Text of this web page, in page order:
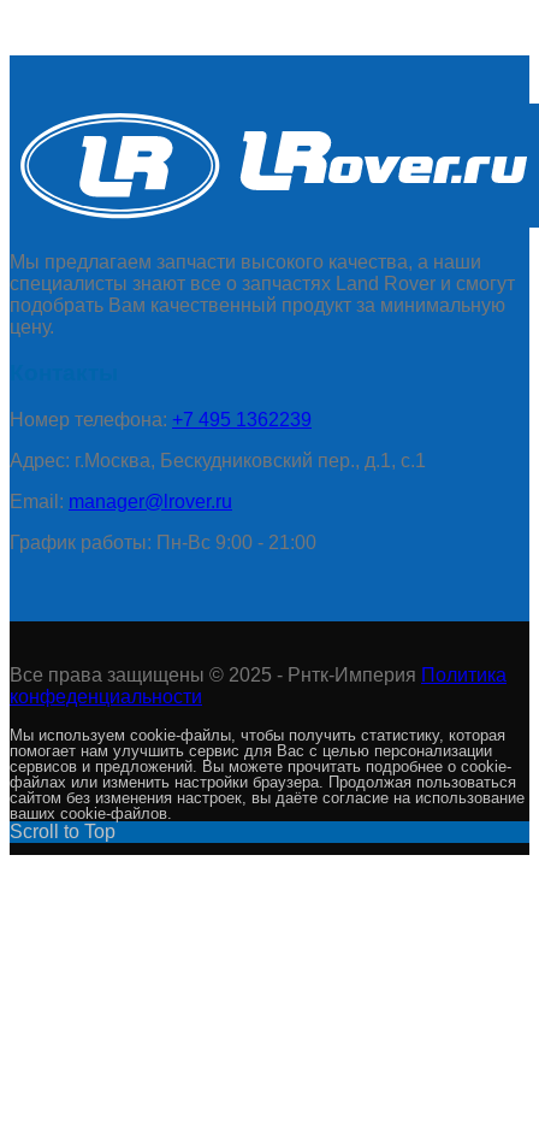
Мы предлагаем запчасти высокого качества, а наши
специалисты знают все о запчастях Land Rover и смогут
подобрать Вам качественный продукт за минимальную
цену.
Номер телефона: +7 495 1362239
Адрес: г.Москва, Бескудниковский пер., д.1, с.1
Email: manager@lrover.ru
График работы: Пн-Вс 9:00 - 21:00
Все права защищены © 2025 - Рнтк-Империя Политика
конфеденциальности
Мы используем cookie-файлы, чтобы получить статистику, которая
помогает нам улучшить сервис для Вас с целью персонализации
сервисов и предложений. Вы можете прочитать подробнее о cookie-
файлах или изменить настройки браузера. Продолжая пользоваться
сайтом без изменения настроек, вы даёте согласие на использование
ваших cookie-файлов.
Scroll to Top